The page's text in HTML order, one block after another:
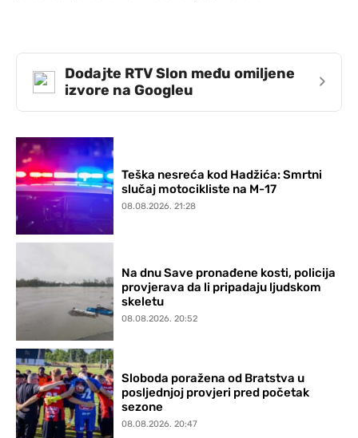
Dodajte RTV Slon među omiljene
izvore na Googleu
›
Teška nesreća kod Hadžića: Smrtni
slučaj motocikliste na M-17
08.08.2026. 21:28
Na dnu Save pronađene kosti, policija
provjerava da li pripadaju ljudskom
skeletu
08.08.2026. 20:52
Sloboda poražena od Bratstva u
posljednjoj provjeri pred početak
sezone
08.08.2026. 20:47